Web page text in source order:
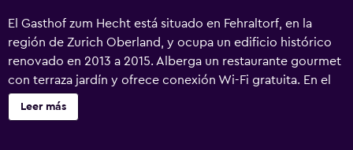
El Gasthof zum Hecht está situado en Fehraltorf, en la
región de Zurich Oberland, y ocupa un edificio histórico
renovado en 2013 a 2015. Alberga un restaurante gourmet
con terraza jardín y ofrece conexión Wi-Fi gratuita. En el
salón del establecimiento, los huéspedes podrán disfrutar
de puros y de las ruinas exóticas. En la tienda del
Leer más